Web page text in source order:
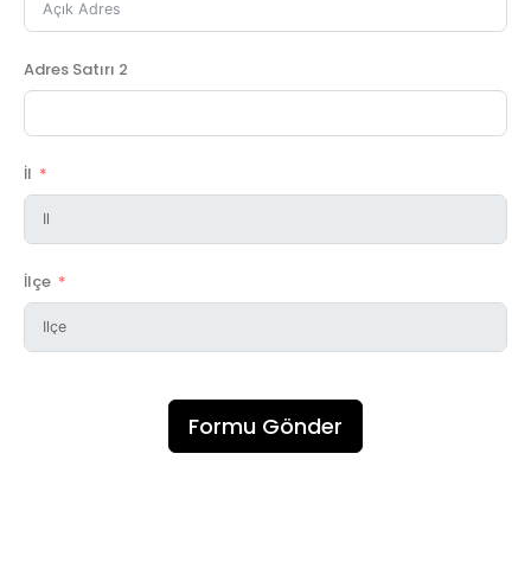
Adres Satırı 2
İl
İlçe
Formu Gönder